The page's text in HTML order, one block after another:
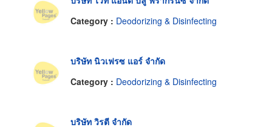
Category : Deodorizing & Disinfecting
บริษัท นิวเฟรซ แอร์ จำกัด
Category : Deodorizing & Disinfecting
บริษัท วิรตี จำกัด